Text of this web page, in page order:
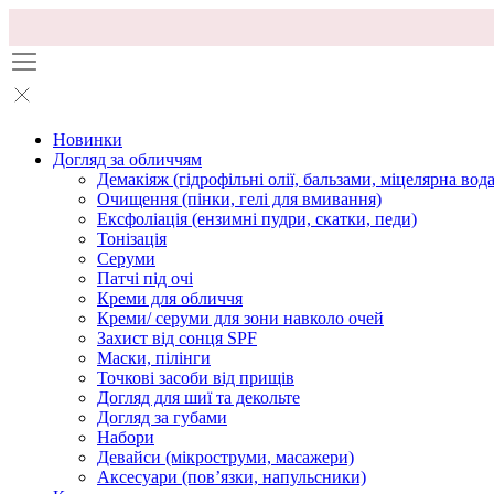
Новинки
Догляд за обличчям
Демакіяж (гідрофільні олії, бальзами, міцелярна
Очищення (пінки, гелі для вмивання)
Ексфоліація (ензимні пудри, скатки, педи)
Тонізація
Серуми
Патчі під очі
Креми для обличчя
Креми/ серуми для зони навколо очей
Захист від сонця SPF
Маски, пілінги
Точкові засоби від прищів
Догляд для шиї та декольте
Догляд за губами
Набори
Девайси (мікроструми, масажери)
Аксесуари (повʼязки, напульсники)